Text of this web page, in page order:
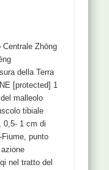
Centrale Zhōng
della Terra
[protected] 1
malleolo
tibiale
0,5- 1 cm di
punto
nel tratto del